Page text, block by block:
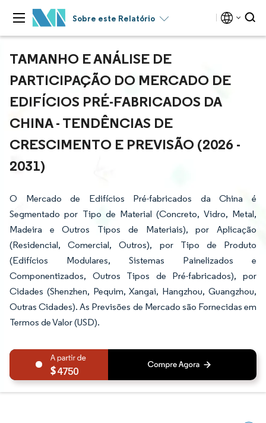
Sobre este Relatório
TAMANHO E ANÁLISE DE
PARTICIPAÇÃO DO MERCADO DE
EDIFÍCIOS PRÉ-FABRICADOS DA
CHINA - TENDÊNCIAS DE
CRESCIMENTO E PREVISÃO (2026 -
2031)
O Mercado de Edifícios Pré-fabricados da China é
Segmentado por Tipo de Material (Concreto, Vidro, Metal,
Madeira e Outros Tipos de Materiais), por Aplicação
(Residencial, Comercial, Outros), por Tipo de Produto
(Edifícios Modulares, Sistemas Painelizados e
Componentizados, Outros Tipos de Pré-fabricados), por
Cidades (Shenzhen, Pequim, Xangai, Hangzhou, Guangzhou,
Outras Cidades). As Previsões de Mercado são Fornecidas em
Termos de Valor (USD).
4750